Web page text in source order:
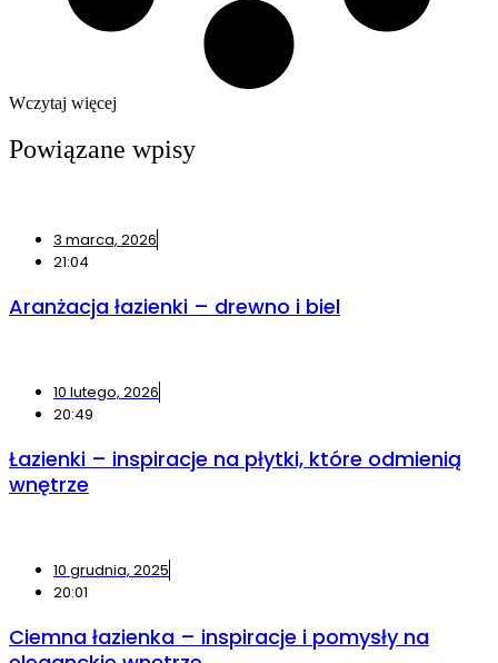
Wczytaj więcej
Powiązane wpisy
3 marca, 2026
21:04
Aranżacja łazienki – drewno i biel
10 lutego, 2026
20:49
Łazienki – inspiracje na płytki, które odmienią
wnętrze
10 grudnia, 2025
20:01
Ciemna łazienka – inspiracje i pomysły na